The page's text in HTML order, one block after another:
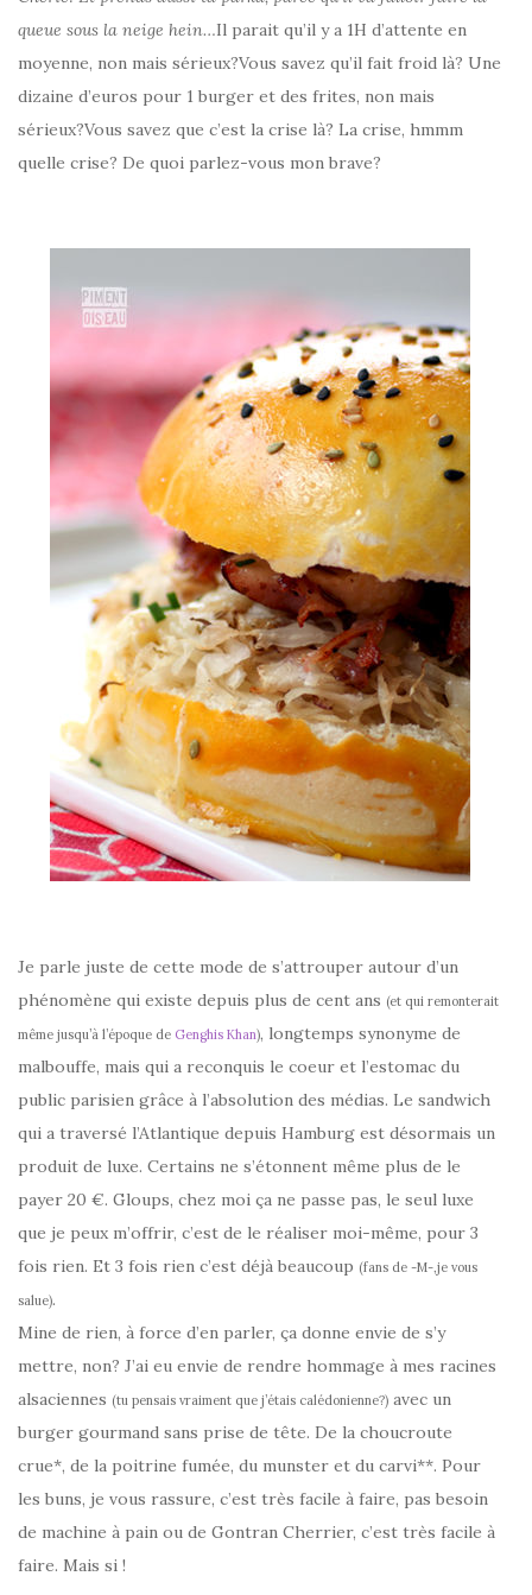
queue sous la neige hein…Il parait qu’il y a 1H d’attente en
moyenne, non mais sérieux?Vous savez qu’il fait froid là? Une
dizaine d’euros pour 1 burger et des frites, non mais
sérieux?Vous savez que c’est la crise là? La crise, hmmm
quelle crise? De quoi parlez-vous mon brave?
Je parle juste de cette mode de s’attrouper autour d’un
phénomène qui existe depuis plus de cent ans (et qui remonterait
même jusqu’à l’époque de Genghis Khan), longtemps synonyme de
malbouffe, mais qui a reconquis le coeur et l’estomac du
public parisien grâce à l’absolution des médias. Le sandwich
qui a traversé l’Atlantique depuis Hamburg est désormais un
produit de luxe. Certains ne s’étonnent même plus de le
payer 20 €. Gloups, chez moi ça ne passe pas, le seul luxe
que je peux m’offrir, c’est de le réaliser moi-même, pour 3
fois rien. Et 3 fois rien c’est déjà beaucoup (fans de -M-,je vous
salue).
Mine de rien, à force d’en parler, ça donne envie de s’y
mettre, non? J’ai eu envie de rendre hommage à mes racines
alsaciennes (tu pensais vraiment que j’étais calédonienne?) avec un
burger gourmand sans prise de tête. De la choucroute
crue*, de la poitrine fumée, du munster et du carvi**. Pour
les buns, je vous rassure, c’est très facile à faire, pas besoin
de machine à pain ou de Gontran Cherrier, c’est très facile à
faire. Mais si !